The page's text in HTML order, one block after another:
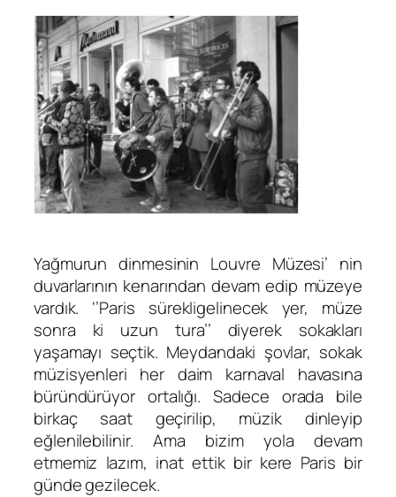
Yağmurun dinmesinin Louvre Müzesi’ nin
duvarlarının kenarından devam edip müzeye
vardık. ‘’Paris sürekligelinecek yer, müze
sonra ki uzun tura’’ diyerek sokakları
yaşamayı seçtik. Meydandaki şovlar, sokak
müzisyenleri her daim karnaval havasına
büründürüyor ortalığı. Sadece orada bile
birkaç saat geçirilip, müzik dinleyip
eğlenilebilinir. Ama bizim yola devam
etmemiz lazım, inat ettik bir kere Paris bir
günde gezilecek.